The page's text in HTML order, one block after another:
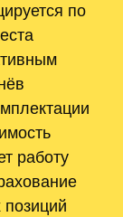
по
работу
позиций